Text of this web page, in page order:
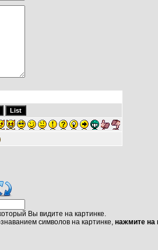
Вы видите на картинке.
символов на картинке, нажмите на